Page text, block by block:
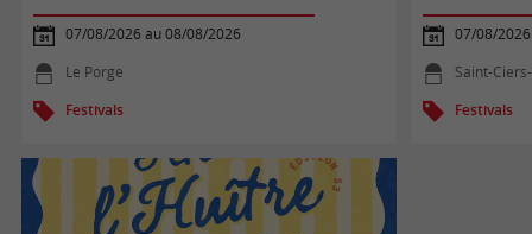
07/08/2026 au 08/08/2026
Le Porge
Festivals
07/08/
Saint-
Festivals